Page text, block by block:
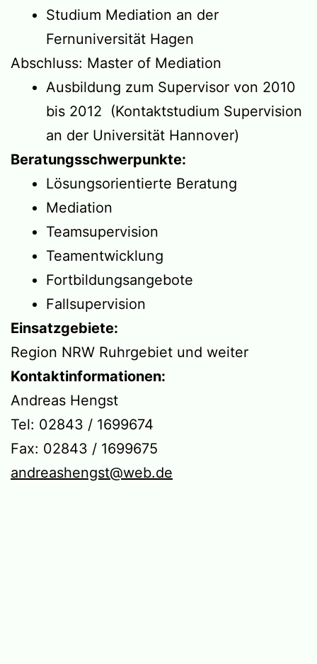
Studium Mediation an der
Fernuniversität Hagen
Abschluss: Master of Mediation
Ausbildung zum Supervisor von 2010
bis 2012 (Kontaktstudium Supervision
an der Universität Hannover)
Beratungsschwerpunkte:
Lösungsorientierte Beratung
Mediation
Teamsupervision
Teamentwicklung
Fortbildungsangebote
Fallsupervision
Einsatzgebiete:
Region NRW Ruhrgebiet und weiter
Kontaktinformationen:
Andreas Hengst
Tel: 02843 / 1699674
Fax: 02843 / 1699675
andreashengst@web.de